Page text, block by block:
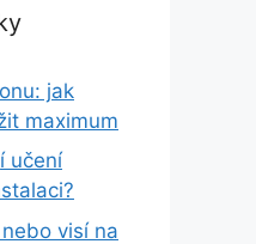
jak
maximum
učení
visí na